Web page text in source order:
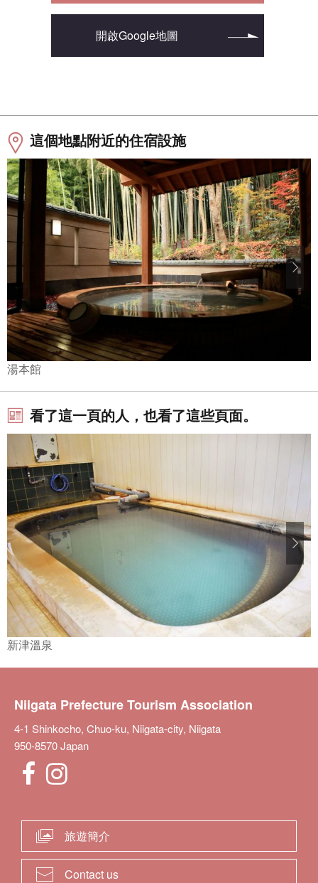
開啟Google地圖
這個地點附近的住宿設施
湯本館
看了這一頁的人，也看了這些頁面。
新津溫泉
Niigata Prefecture Tourism Association
4-1 Shinkocho, Chuo-ku, Niigata-city, Niigata
950-8570 Japan
旅遊簡介
Contact us